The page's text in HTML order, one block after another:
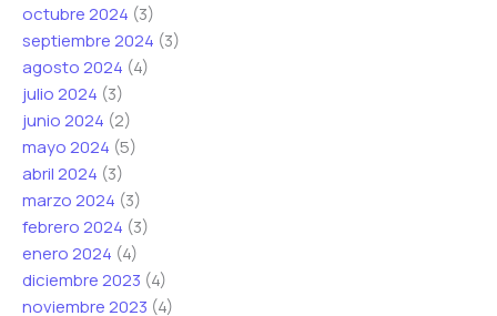
octubre 2024 (3)
septiembre 2024 (3)
agosto 2024 (4)
julio 2024 (3)
junio 2024 (2)
mayo 2024 (5)
abril 2024 (3)
marzo 2024 (3)
febrero 2024 (3)
enero 2024 (4)
diciembre 2023 (4)
noviembre 2023 (4)